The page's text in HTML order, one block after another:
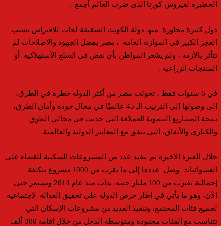
الخطيرة لفيروس كورنا الذى ضرب العالم أجمع .
دول كثيرة مجاورة منها دولة الكويت الشقيقة لجأت للاقتراض بسبب
العجز الكبير فى الموازنة العامة ، مصر بفضل الجهود والاصلاحات لم
تتأثر بالأزمة ، ولم يشعر المواطن بأى نقص فى السلع الأستهلاكية أو
المنتجات الزراعية .
في 6 سنوات فقط ، تحولت مصر من أكثر الدولة خطرة في الطرق،
إلى وصولها إلى الترتيب الـ 45 عالميًا في مجال جودة وأمان الطرق،
نتيجة المشاريع التنموية العملاقة التي حدثت في مجالي الطرق
والكباري والأنفاق، التي تتفق مع المعايير الدولية والعالمية.
خلال الفترة الاخيرة تم تنفيذ عدد من المشروعات السكنية للقضاء على
العشوائيات وصل عددها إلى ما يقرب من 1000 مشروع بتكلفة
إجمالية تقترب من 100 مليار جنيه، بدأت منذ عام 2014 وتستمر حتى
الآن، وهو ما يأتي في إطار حرص الدولة على تحقيق العدالة الاجتماعية
لجميع فئات المجتمع، وتنفيذ العديد من مشروعات الإسكان التي
تتناسب مع الفئات محدودة ومتوسطة الدخل من خلال إقامة 300 ألف